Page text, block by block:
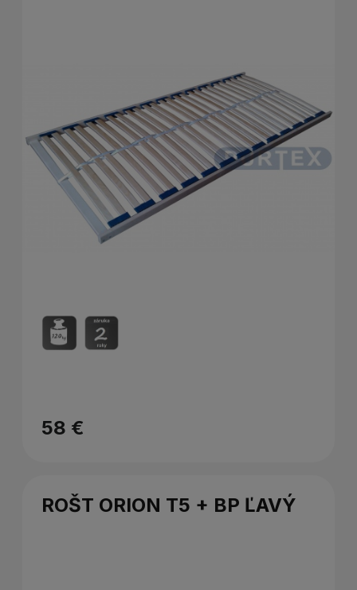
58 €
ROŠT ORION T5 + BP ĽAVÝ